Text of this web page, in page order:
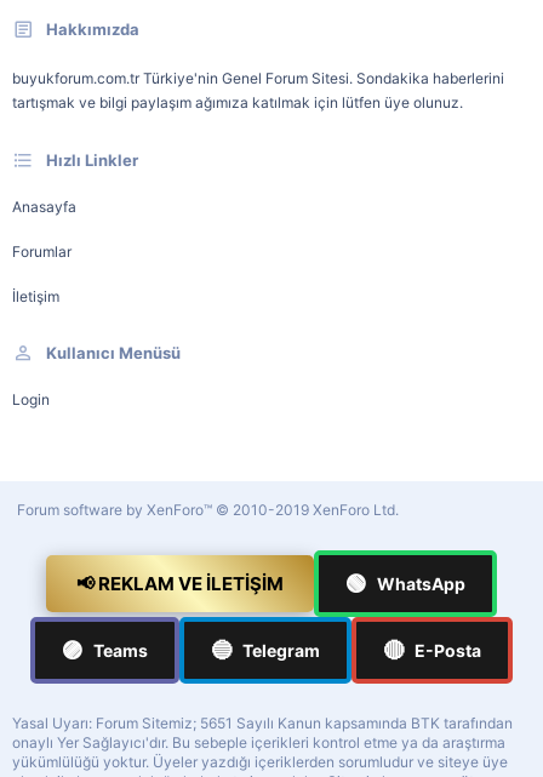
Hakkımızda
buyukforum.com.tr Türkiye'nin Genel Forum Sitesi. Sondakika haberlerini
tartışmak ve bilgi paylaşım ağımıza katılmak için lütfen üye olunuz.
Hızlı Linkler
Anasayfa
Forumlar
İletişim
Kullanıcı Menüsü
Login
Forum software by XenForo™ © 2010-2019 XenForo Ltd.
📢 REKLAM VE İLETIŞIM 🟢 WhatsApp
🟣 Teams 🔵 Telegram 🔴 E-Posta
Yasal Uyarı: Forum Sitemiz; 5651 Sayılı Kanun kapsamında BTK tarafından
onaylı Yer Sağlayıcı'dır. Bu sebeple içerikleri kontrol etme ya da araştırma
yükümlülüğü yoktur. Üyeler yazdığı içeriklerden sorumludur ve siteye üye